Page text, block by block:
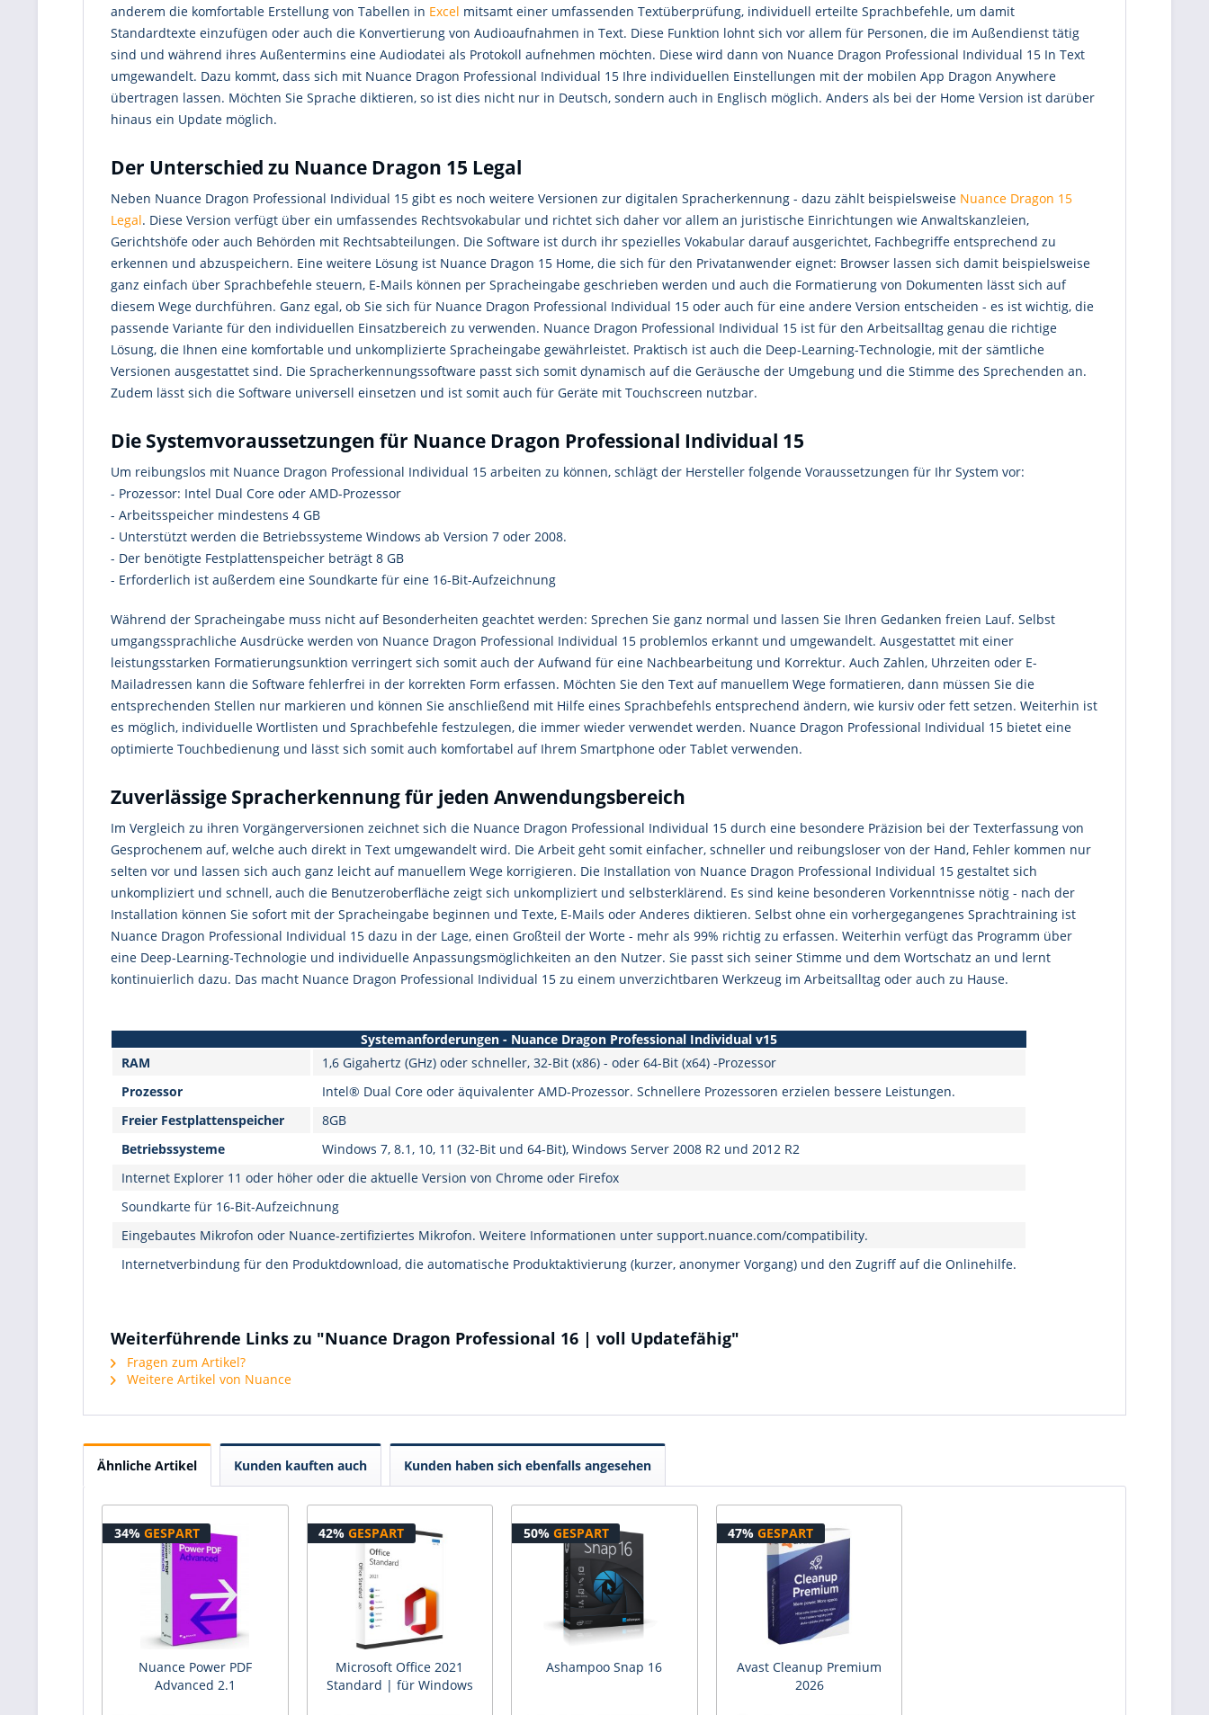
anderem die komfortable Erstellung von Tabellen in Excel mitsamt einer umfassenden Textüberprüfung, individuell erteilte Sprachbefehle, um damit
Standardtexte einzufügen oder auch die Konvertierung von Audioaufnahmen in Text. Diese Funktion lohnt sich vor allem für Personen, die im Außendienst tätig
sind und während ihres Außentermins eine Audiodatei als Protokoll aufnehmen möchten. Diese wird dann von Nuance Dragon Professional Individual 15 In Text
umgewandelt. Dazu kommt, dass sich mit Nuance Dragon Professional Individual 15 Ihre individuellen Einstellungen mit der mobilen App Dragon Anywhere
übertragen lassen. Möchten Sie Sprache diktieren, so ist dies nicht nur in Deutsch, sondern auch in Englisch möglich. Anders als bei der Home Version ist darüber
hinaus ein Update möglich.
Der Unterschied zu Nuance Dragon 15 Legal
Neben Nuance Dragon Professional Individual 15 gibt es noch weitere Versionen zur digitalen Spracherkennung - dazu zählt beispielsweise Nuance Dragon 15
Legal. Diese Version verfügt über ein umfassendes Rechtsvokabular und richtet sich daher vor allem an juristische Einrichtungen wie Anwaltskanzleien,
Gerichtshöfe oder auch Behörden mit Rechtsabteilungen. Die Software ist durch ihr spezielles Vokabular darauf ausgerichtet, Fachbegriffe entsprechend zu
erkennen und abzuspeichern. Eine weitere Lösung ist Nuance Dragon 15 Home, die sich für den Privatanwender eignet: Browser lassen sich damit beispielsweise
ganz einfach über Sprachbefehle steuern, E-Mails können per Spracheingabe geschrieben werden und auch die Formatierung von Dokumenten lässt sich auf
diesem Wege durchführen. Ganz egal, ob Sie sich für Nuance Dragon Professional Individual 15 oder auch für eine andere Version entscheiden - es ist wichtig, die
passende Variante für den individuellen Einsatzbereich zu verwenden. Nuance Dragon Professional Individual 15 ist für den Arbeitsalltag genau die richtige
Lösung, die Ihnen eine komfortable und unkomplizierte Spracheingabe gewährleistet. Praktisch ist auch die Deep-Learning-Technologie, mit der sämtliche
Versionen ausgestattet sind. Die Spracherkennungssoftware passt sich somit dynamisch auf die Geräusche der Umgebung und die Stimme des Sprechenden an.
Zudem lässt sich die Software universell einsetzen und ist somit auch für Geräte mit Touchscreen nutzbar.
Die Systemvoraussetzungen für Nuance Dragon Professional Individual 15
Um reibungslos mit Nuance Dragon Professional Individual 15 arbeiten zu können, schlägt der Hersteller folgende Voraussetzungen für Ihr System vor:
- Prozessor: Intel Dual Core oder AMD-Prozessor
- Arbeitsspeicher mindestens 4 GB
- Unterstützt werden die Betriebssysteme Windows ab Version 7 oder 2008.
- Der benötigte Festplattenspeicher beträgt 8 GB
- Erforderlich ist außerdem eine Soundkarte für eine 16-Bit-Aufzeichnung
Während der Spracheingabe muss nicht auf Besonderheiten geachtet werden: Sprechen Sie ganz normal und lassen Sie Ihren Gedanken freien Lauf. Selbst
umgangssprachliche Ausdrücke werden von Nuance Dragon Professional Individual 15 problemlos erkannt und umgewandelt. Ausgestattet mit einer
leistungsstarken Formatierungsunktion verringert sich somit auch der Aufwand für eine Nachbearbeitung und Korrektur. Auch Zahlen, Uhrzeiten oder E-
Mailadressen kann die Software fehlerfrei in der korrekten Form erfassen. Möchten Sie den Text auf manuellem Wege formatieren, dann müssen Sie die
entsprechenden Stellen nur markieren und können Sie anschließend mit Hilfe eines Sprachbefehls entsprechend ändern, wie kursiv oder fett setzen. Weiterhin ist
es möglich, individuelle Wortlisten und Sprachbefehle festzulegen, die immer wieder verwendet werden. Nuance Dragon Professional Individual 15 bietet eine
optimierte Touchbedienung und lässt sich somit auch komfortabel auf Ihrem Smartphone oder Tablet verwenden.
Zuverlässige Spracherkennung für jeden Anwendungsbereich
Im Vergleich zu ihren Vorgängerversionen zeichnet sich die Nuance Dragon Professional Individual 15 durch eine besondere Präzision bei der Texterfassung von
Gesprochenem auf, welche auch direkt in Text umgewandelt wird. Die Arbeit geht somit einfacher, schneller und reibungsloser von der Hand, Fehler kommen nur
selten vor und lassen sich auch ganz leicht auf manuellem Wege korrigieren. Die Installation von Nuance Dragon Professional Individual 15 gestaltet sich
unkompliziert und schnell, auch die Benutzeroberfläche zeigt sich unkompliziert und selbsterklärend. Es sind keine besonderen Vorkenntnisse nötig - nach der
Installation können Sie sofort mit der Spracheingabe beginnen und Texte, E-Mails oder Anderes diktieren. Selbst ohne ein vorhergegangenes Sprachtraining ist
Nuance Dragon Professional Individual 15 dazu in der Lage, einen Großteil der Worte - mehr als 99% richtig zu erfassen. Weiterhin verfügt das Programm über
eine Deep-Learning-Technologie und individuelle Anpassungsmöglichkeiten an den Nutzer. Sie passt sich seiner Stimme und dem Wortschatz an und lernt
kontinuierlich dazu. Das macht Nuance Dragon Professional Individual 15 zu einem unverzichtbaren Werkzeug im Arbeitsalltag oder auch zu Hause.
Systemanforderungen - Nuance Dragon Professional Individual v15
RAM
1,6 Gigahertz (GHz) oder schneller, 32-Bit (x86) - oder 64-Bit (x64) -Prozessor
Prozessor
Intel® Dual Core oder äquivalenter AMD-Prozessor. Schnellere Prozessoren erzielen bessere Leistungen.
Freier Festplattenspeicher
8GB
Betriebssysteme
Windows 7, 8.1, 10, 11 (32-Bit und 64-Bit), Windows Server 2008 R2 und 2012 R2
Internet Explorer 11 oder höher oder die aktuelle Version von Chrome oder Firefox
Soundkarte für 16-Bit-Aufzeichnung
Eingebautes Mikrofon oder Nuance-zertifiziertes Mikrofon. Weitere Informationen unter support.nuance.com/compatibility.
Internetverbindung für den Produktdownload, die automatische Produktaktivierung (kurzer, anonymer Vorgang) und den Zugriff auf die Onlinehilfe.
Weiterführende Links zu "Nuance Dragon Professional 16 | voll Updatefähig"
Fragen zum Artikel?
Weitere Artikel von Nuance
Ähnliche Artikel Kunden kauften auch Kunden haben sich ebenfalls angesehen
34% GESPART
Nuance Power PDF
Advanced 2.1
42%GESPART
Microsoft Office 2021
Standard | für Windows
50% GESPART
Ashampoo Snap 16
47%GESPART
Avast Cleanup Premium
2026